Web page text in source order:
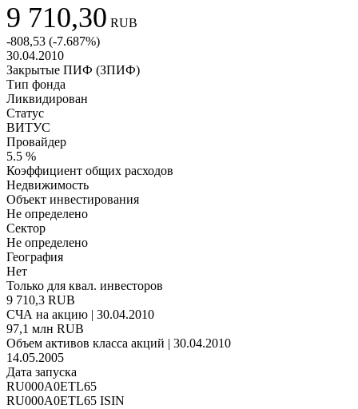
9 710,30 RUB
-808,53 (-7.687%)
30.04.2010
Закрытые ПИФ (ЗПИФ)
Тип фонда
Ликвидирован
Статус
ВИТУС
Провайдер
5.5 %
Коэффициент общих расходов
Недвижимость
Объект инвестирования
Не определено
Сектор
Не определено
География
Нет
Только для квал. инвесторов
9 710,3 RUB
СЧА на акцию | 30.04.2010
97,1 млн RUB
Объем активов класса акций | 30.04.2010
14.05.2005
Дата запуска
RU000A0ETL65
RU000A0ETL65 ISIN